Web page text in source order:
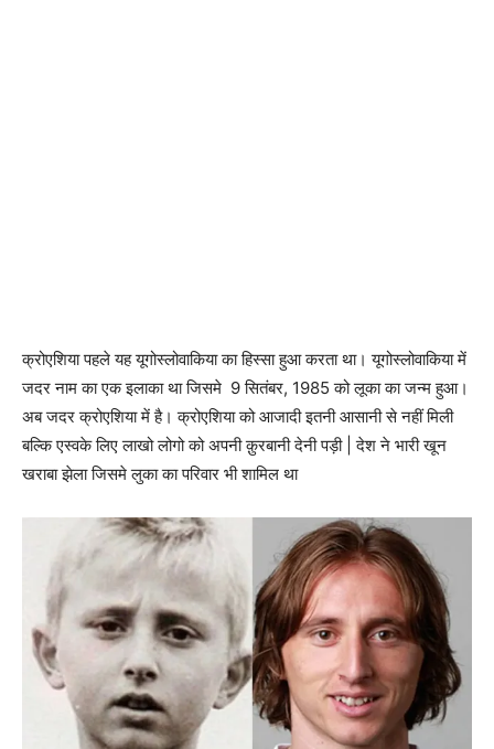
क्रोएशिया पहले यह यूगोस्लोवाकिया का हिस्सा हुआ करता था। यूगोस्लोवाकिया में
जदर नाम का एक इलाका था जिसमे 9 सितंबर, 1985 को लूका का जन्म हुआ।
अब जदर क्रोएशिया में है। क्रोएशिया को आजादी इतनी आसानी से नहीं मिली
बल्कि एस्वके लिए लाखो लोगो को अपनी क़ुरबानी देनी पड़ी | देश ने भारी खून
खराबा झेला जिसमे लुका का परिवार भी शामिल था